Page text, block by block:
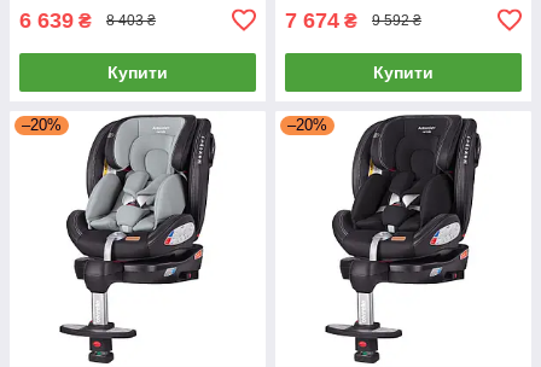
6 639 ₴ 8 403 ₴
Купити
7 674 ₴ 9 592 ₴
Купити
–20% –20%